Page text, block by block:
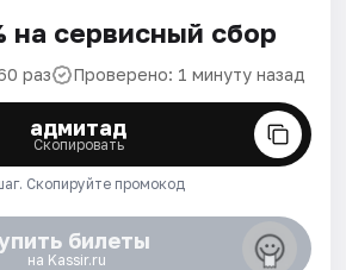
на сервисный сбор
раз Проверено: 1 минуту назад
адмитад
Скопировать
Скопируйте промокод
билеты
на Kassir.ru